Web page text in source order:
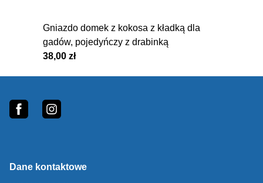
Gniazdo domek z kokosa z kładką dla
gadów, pojedyńczy z drabinką
38,00 zł
Dane kontaktowe